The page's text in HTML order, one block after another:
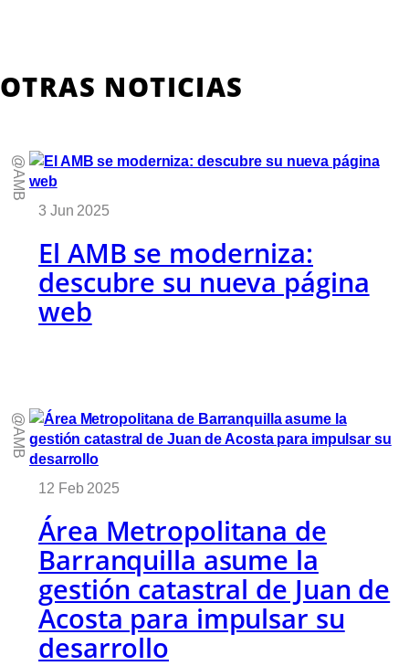
OTRAS NOTICIAS
@AMB
3 Jun 2025
El AMB se moderniza:
descubre su nueva página
web
@AMB
12 Feb 2025
Área Metropolitana de
Barranquilla asume la
gestión catastral de Juan de
Acosta para impulsar su
desarrollo